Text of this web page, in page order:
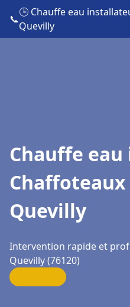
📞
🕒 Chauffe eau
Quevilly
Chauffe
Chaffoteaux
Quevilly
Intervention rapide et
Quevilly (76120)